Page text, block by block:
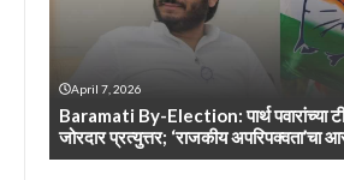
April 7, 2026
Baramati By-Election: पार्थ पवारांच्या
जोरदार प्रत्युत्तर; ‘राजकीय अपरिपक्वता’चा